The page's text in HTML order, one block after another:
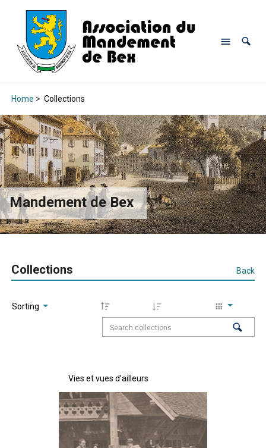
Home > Collections
Mandement de Bex
Collections Back
Sorting
Vies et vues d’ailleurs